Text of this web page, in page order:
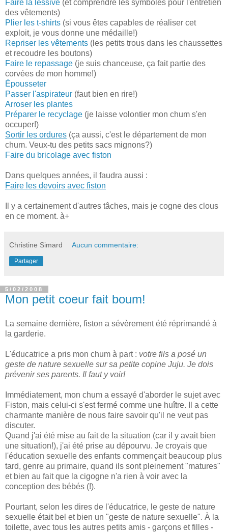
Faire la lessive (et comprendre les symboles pour l'entretien
des vêtements)
Plier les t-shirts (si vous êtes capables de réaliser cet
exploit, je vous donne une médaille!)
Repriser les vêtements (les petits trous dans les chaussettes
et recoudre les boutons)
Faire le repassage (je suis chanceuse, ça fait partie des
corvées de mon homme!)
Épousseter
Passer l'aspirateur (faut bien en rire!)
Arroser les plantes
Préparer le recyclage (je laisse volontier mon chum s'en
occuper!)
Sortir les ordures (ça aussi, c'est le département de mon
chum. Veux-tu des petits sacs mignons?)
Faire du bricolage avec fiston
Dans quelques années, il faudra aussi :
Faire les devoirs avec fiston
Il y a certainement d'autres tâches, mais je cogne des clous
en ce moment. à+
Christine Simard Aucun commentaire:
Partager
5/02/2008
Mon petit coeur fait boum!
La semaine dernière, fiston a sévèrement été réprimandé à
la garderie.
L'éducatrice a pris mon chum à part : votre fils a posé un
geste de nature sexuelle sur sa petite copine Juju. Je dois
prévenir ses parents. Il faut y voir!
Immédiatement, mon chum a essayé d'aborder le sujet avec
Fiston, mais celui-ci s'est fermé comme une huître. Il a cette
charmante manière de nous faire savoir qu'il ne veut pas
discuter.
Quand j'ai été mise au fait de la situation (car il y avait bien
une situation!), j'ai été prise au dépourvu. Je croyais que
l'éducation sexuelle des enfants commençait beaucoup plus
tard, genre au primaire, quand ils sont pleinement "matures"
et bien au fait que la cigogne n'a rien à voir avec la
conception des bébés (!).
Pourtant, selon les dires de l'éducatrice, le geste de nature
sexuelle était bel et bien un "geste de nature sexuelle". À la
toilette, avec tous les autres petits amis - garçons et filles -